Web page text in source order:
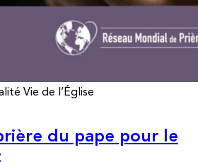
Vie de l’Église
du pape pour le